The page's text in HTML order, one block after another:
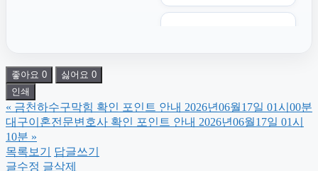
김해이혼전문변호사
좋아요 0 싫어요 0
인쇄
« 금천하수구막힘 확인 포인트 안내 2026년06월17일 01시00분
대구이혼전문변호사 확인 포인트 안내 2026년06월17일 01시
10분 »
목록보기
답글쓰기
글수정 글삭제